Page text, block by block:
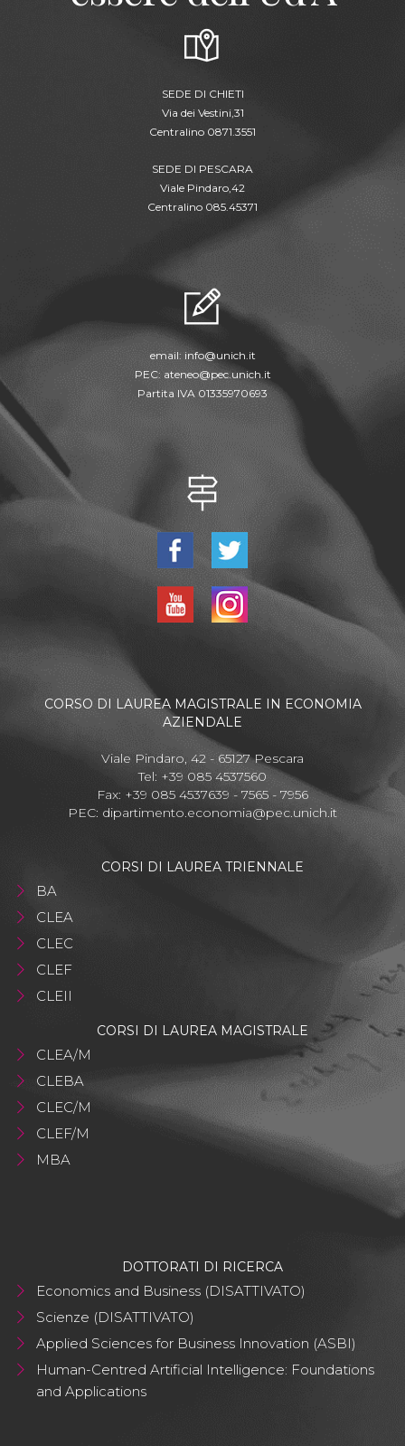
SEDE DI CHIETI
Via dei Vestini,31
Centralino 0871.3551
SEDE DI PESCARA
Viale Pindaro,42
Centralino 085.45371
email: info@unich.it
PEC: ateneo@pec.unich.it
Partita IVA 01335970693
CORSO DI LAUREA MAGISTRALE IN ECONOMIA
AZIENDALE
Viale Pindaro, 42 - 65127 Pescara
Tel: +39 085 4537560
Fax: +39 085 4537639 - 7565 - 7956
PEC: dipartimento.economia@pec.unich.it
CORSI DI LAUREA TRIENNALE
BA
CLEA
CLEC
CLEF
CLEII
CORSI DI LAUREA MAGISTRALE
CLEA/M
CLEBA
CLEC/M
CLEF/M
MBA
DOTTORATI DI RICERCA
Economics and Business (DISATTIVATO)
Scienze (DISATTIVATO)
Applied Sciences for Business Innovation (ASBI)
Human-Centred Artificial Intelligence: Foundations
and Applications